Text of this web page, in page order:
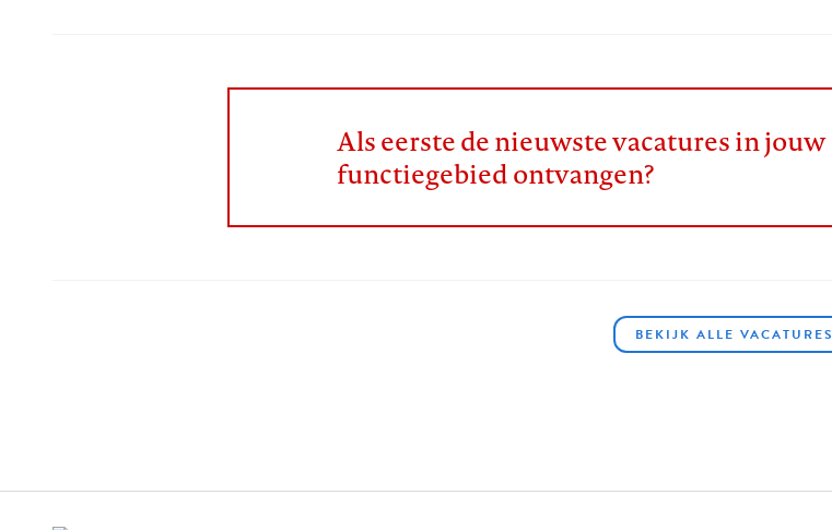
Als eerste de nieuwste vacatures in jouw
functiegebied ontvangen?
BEKIJK ALLE VACATURES